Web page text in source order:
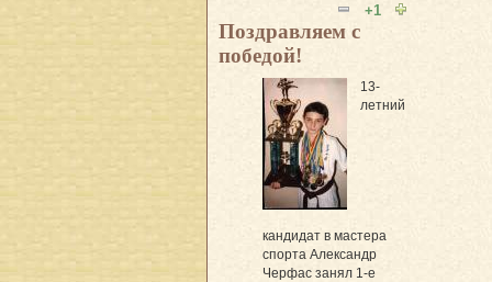
+1
Поздравляем с
победой!
13-
летний
кандидат в мастера
спорта Александр
Черфас занял 1-е